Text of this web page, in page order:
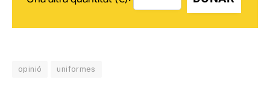
opinió uniformes